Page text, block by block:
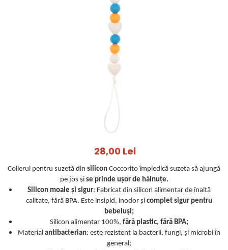
Chilotei de antrenament la olita
BABIATORS
28,00 Lei
Colierul pentru suzetă din silicon Coccorito împiedică suzeta să ajungă
pe jos și se prinde ușor de hăinuțe.
Silicon moale și sigur: Fabricat din silicon alimentar de înaltă
calitate, fără BPA. Este insipid, inodor și complet sigur pentru
bebeluși;
Silicon alimentar 100%, fără plastic, fără BPA;
Material antibacterian: este rezistent la bacterii, fungi, și microbi în
general;